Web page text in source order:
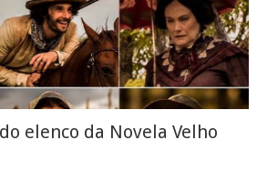
elenco da Novela Velho